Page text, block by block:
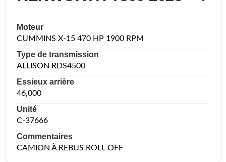
Moteur
CUMMINS X-15 470 HP 1900 RPM
Type de transmission
ALLISON RDS4500
Essieux arrière
46,000
Unité
C-37666
Commentaires
CAMION À REBUS ROLL OFF